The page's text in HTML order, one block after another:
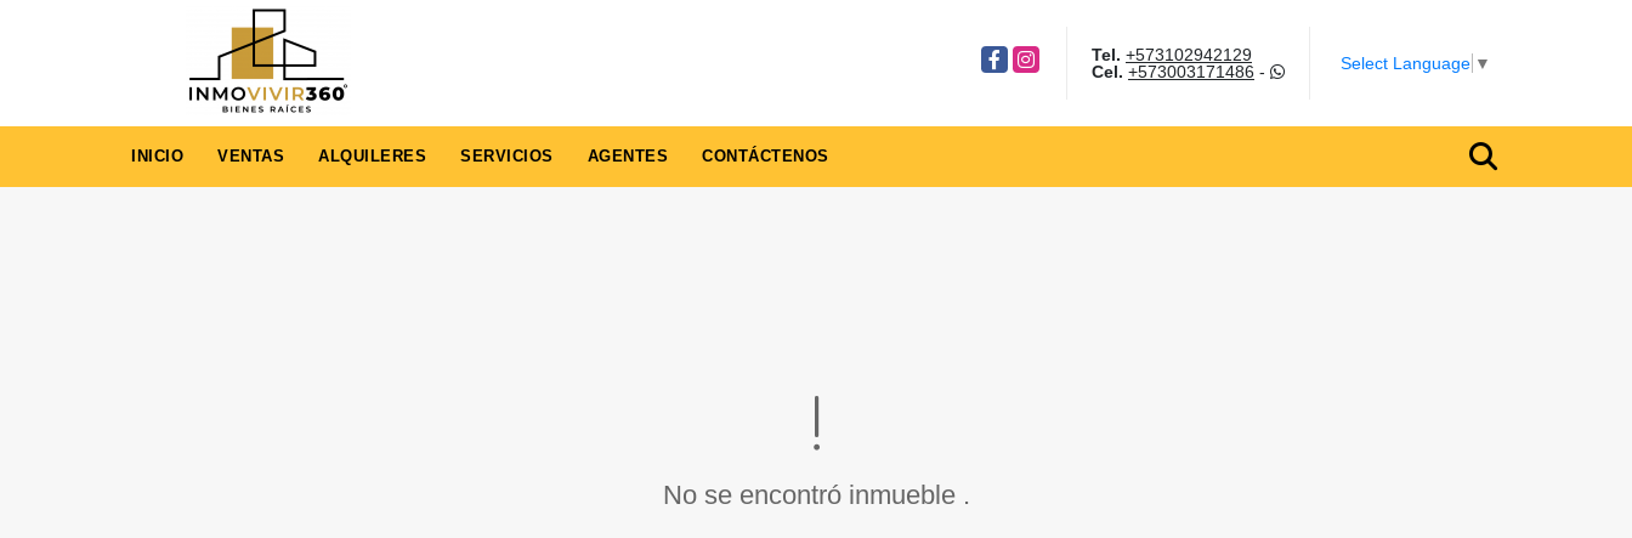
FacebookInstagram Tel. +573102942129
Cel. +573003171486 - Select Language ▼
INICIO VENTAS ALQUILERES SERVICIOS AGENTES CONTÁCTENOS
No se encontró inmueble .